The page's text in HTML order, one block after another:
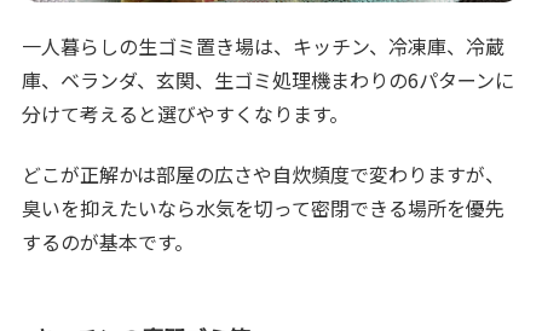
一人暮らしの生ゴミ置き場は、キッチン、冷凍庫、冷蔵
庫、ベランダ、玄関、生ゴミ処理機まわりの6パターンに
分けて考えると選びやすくなります。
どこが正解かは部屋の広さや自炊頻度で変わりますが、
臭いを抑えたいなら水気を切って密閉できる場所を優先
するのが基本です。